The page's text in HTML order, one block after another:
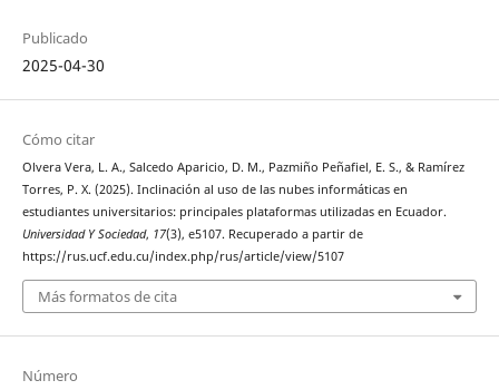
Publicado
2025-04-30
Cómo citar
Olvera Vera, L. A., Salcedo Aparicio, D. M., Pazmiño Peñafiel, E. S., & Ramírez
Torres, P. X. (2025). Inclinación al uso de las nubes informáticas en
estudiantes universitarios: principales plataformas utilizadas en Ecuador.
Universidad Y Sociedad, 17(3), e5107. Recuperado a partir de
https://rus.ucf.edu.cu/index.php/rus/article/view/5107
Más formatos de cita
Número